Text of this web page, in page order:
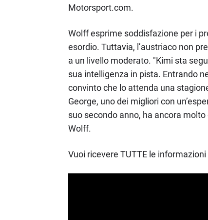
Motorsport.com.
Wolff esprime soddisfazione per i
esordio. Tuttavia, l’austriaco non
a un livello moderato. "Kimi sta
sua intelligenza in pista. Entrando
convinto che lo attenda una
George, uno dei migliori con
suo secondo anno, ha ancora
Wolff.
Vuoi ricevere TUTTE le